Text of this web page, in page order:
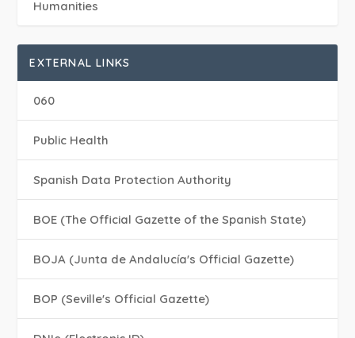
Humanities
EXTERNAL LINKS
060
Public Health
Spanish Data Protection Authority
BOE (The Official Gazette of the Spanish State)
BOJA (Junta de Andalucía's Official Gazette)
BOP (Seville's Official Gazette)